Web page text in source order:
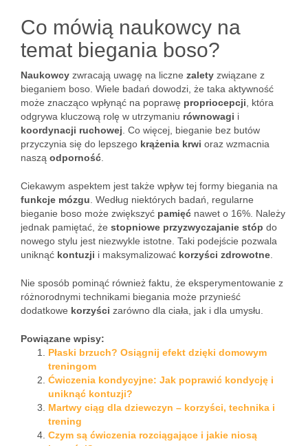
Co mówią naukowcy na
temat biegania boso?
Naukowcy zwracają uwagę na liczne zalety związane z
bieganiem boso. Wiele badań dowodzi, że taka aktywność
może znacząco wpłynąć na poprawę propriocepcji , która
odgrywa kluczową rolę w utrzymaniu równowagi i
koordynacji ruchowej . Co więcej, bieganie bez butów
przyczynia się do lepszego krążenia krwi oraz wzmacnia
naszą odporność
Ciekawym aspektem jest także wpływ tej formy biegania na
funkcje mózgu . Według niektórych badań, regularne
bieganie boso może zwiększyć pamięć nawet o 16%. Należy
jednak pamiętać, że stopniowe przyzwyczajanie stóp do
nowego stylu jest niezwykle istotne. Taki podejście pozwala
uniknąć kontuzji i maksymalizować korzyści zdrowotne
Nie sposób pominąć również faktu, że eksperymentowanie z
różnorodnymi technikami biegania może przynieść
dodatkowe korzyści zarówno dla ciała, jak i dla umysłu.
Powiązane wpisy:
Płaski brzuch? Osiągnij efekt dzięki domowym
treningom
Ćwiczenia kondycyjne: Jak poprawić kondycję i
uniknąć kontuzji?
Martwy ciąg dla dziewczyn – korzyści, technika i
trening
Czym są ćwiczenia rozciągające i jakie niosą